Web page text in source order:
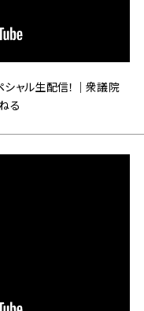
ャル生配信！｜衆議院
る